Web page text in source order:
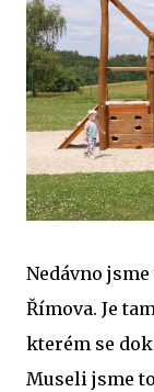
Nedávno
Římova. Je
kterém se
Museli jsme